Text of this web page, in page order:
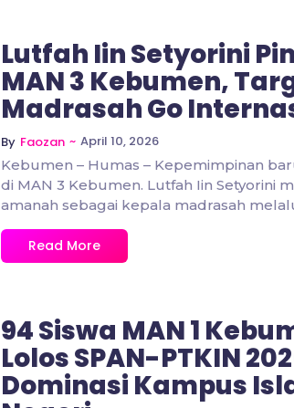
Lutfah Iin Setyorini
MAN 3 Kebumen,
Madrasah Go
By Faozan ~ April 10, 2026
Kebumen – Humas – Kepemimpinan
di MAN 3 Kebumen. Lutfah Iin Setyorini
amanah sebagai kepala madrasah
Read More
94 Siswa MAN 1
Lolos SPAN-PTKIN
Dominasi Kampus